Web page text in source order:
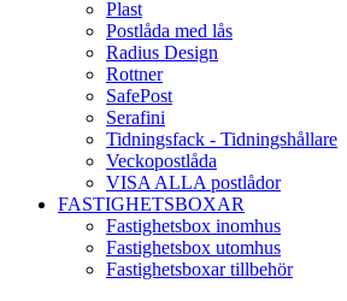
Plast
Postlåda med lås
Radius Design
Rottner
SafePost
Serafini
Tidningsfack - Tidningshållare
Veckopostlåda
VISA ALLA postlådor
FASTIGHETSBOXAR
Fastighetsbox inomhus
Fastighetsbox utomhus
Fastighetsboxar tillbehör